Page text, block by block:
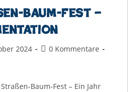
Baum-Fest –
2024
Beitrags-
0 Kommentare
Baum-Fest – Ein Jahr